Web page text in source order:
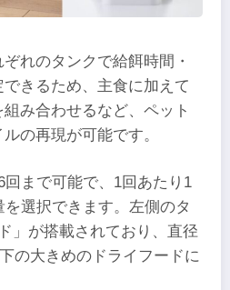
れのタンクで給餌時間・
きるため、主食に加えて
み合わせるなど、ペット
の再現が可能です。
まで可能で、1回あたり1
選択できます。左側のタ
」が搭載されており、直径
の大きめのドライフードに